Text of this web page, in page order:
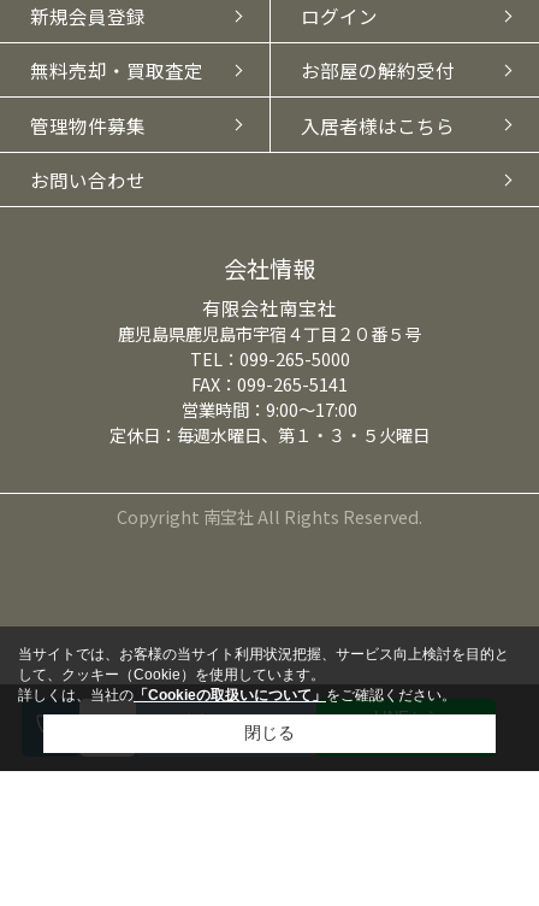
新規会員登録 ログイン
無料売却・買取査定 お部屋の解約受付
管理物件募集 入居者様はこちら
お問い合わせ
会社情報
有限会社南宝社
鹿児島県鹿児島市宇宿４丁目２０番５号
TEL：099-265-5000
FAX：099-265-5141
営業時間：9:00～17:00
定休日：毎週水曜日、第１・３・５火曜日
Copyright 南宝社 All Rights Reserved.
来店予約
LINEから
当サイトでは、お客様の当サイト利用状況把握、サービス向上検討を目的と
して、クッキー（Cookie）を使用しています。
詳しくは、当社の 「Cookieの取扱いについて」をご確認ください。
閉じる